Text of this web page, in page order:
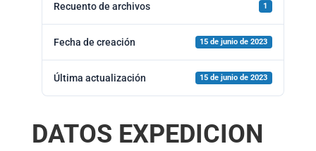
Recuento de archivos 1
Fecha de creación 15 de junio de 2023
Última actualización 15 de junio de 2023
DATOS EXPEDICION